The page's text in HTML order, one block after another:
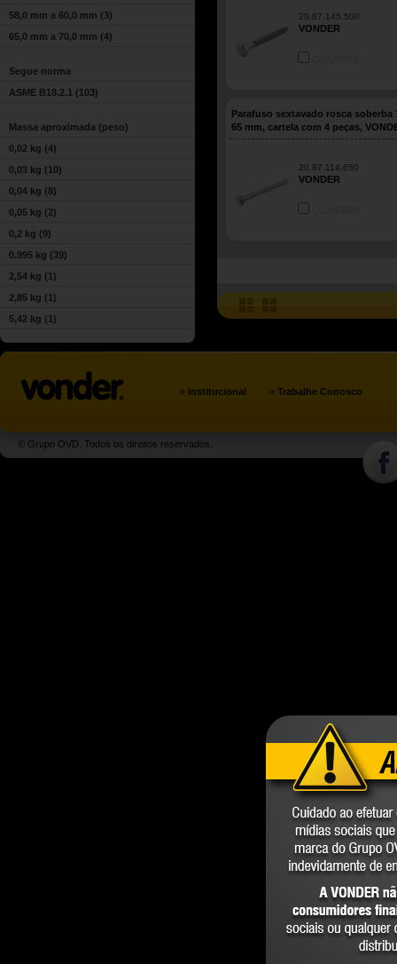
58,0 mm a 60,0 mm (3)
65,0 mm a 70,0 mm (4)
Segue norma
ASME B18.2.1 (103)
Massa aproximada (peso)
0,02 kg (4)
0,03 kg (10)
0,04 kg (8)
0,05 kg (2)
0,2 kg (9)
0.995 kg (39)
2,54 kg (1)
2,85 kg (1)
5,42 kg (1)
20.87.145.500
VONDER
Parafuso sextavado rosca soberba
65 mm, cartela com 4 peças,
20.87.114.650
VONDER
» Institucional » Trabalhe Conosco
© Grupo OVD. Todos os direitos reservados.